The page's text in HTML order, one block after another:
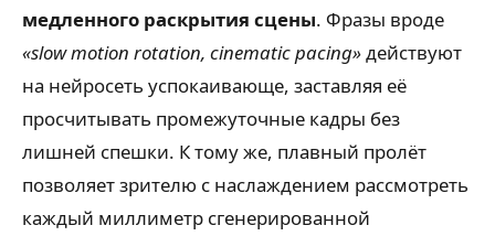
медленного раскрытия сцены. Фразы вроде
«slow motion rotation, cinematic pacing»действуют
на нейросеть успокаивающе, заставляя её
просчитывать промежуточные кадры без
лишней спешки. К тому же, плавный пролёт
позволяет зрителю с наслаждением рассмотреть
каждый миллиметр сгенерированной